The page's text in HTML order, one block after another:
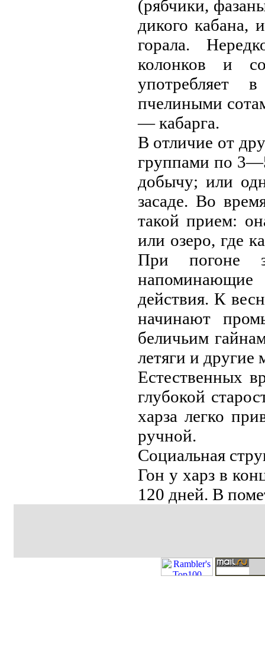
(рябчики,
дикого кабана,
горала.
колонков и
употребляет
пчелиными
— кабарга.
В отличие от
группaми по
добычу; или
засаде. Во
такой прием:
или озеро, где
При погоне
действия. К
начинают
беличьим
летяги и другие
Естественных
глубокой
харза легко
ручной.
Социальная
Гон у харз в
120 дней. В